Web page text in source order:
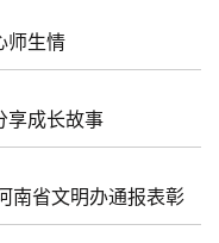
师生情
享成长故事
南省文明办通报表彰